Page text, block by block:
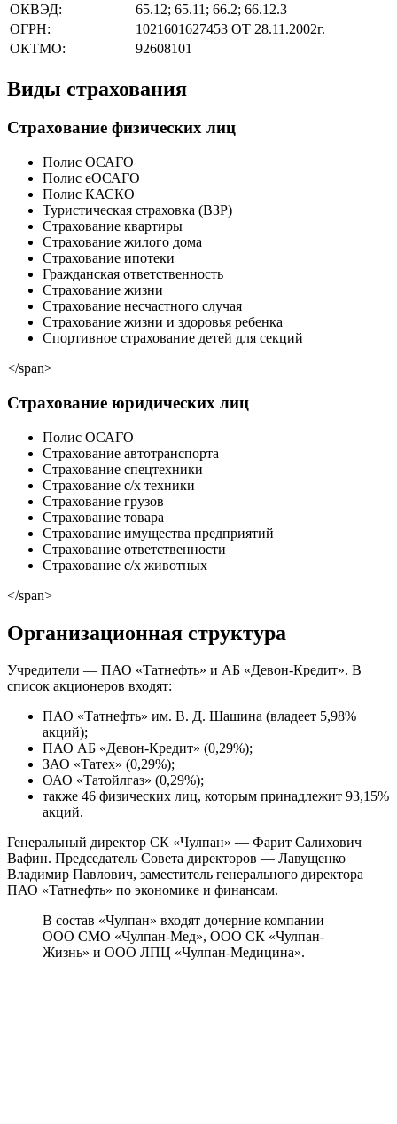
ОКВЭД:
65.12; 65.11; 66.2; 66.12.3
ОГРН:
1021601627453 ОТ 28.11.2002г.
ОКТМО:
92608101
Виды страхования
Страхование физических лиц
Полис ОСАГО
Полис еОСАГО
Полис КАСКО
Туристическая страховка (ВЗР)
Страхование квартиры
Страхование жилого дома
Страхование ипотеки
Гражданская ответственность
Страхование жизни
Страхование несчастного случая
Страхование жизни и здоровья ребенка
Спортивное страхование детей для секций
</span>
Страхование юридических лиц
Полис ОСАГО
Страхование автотранспорта
Страхование спецтехники
Страхование с/х техники
Страхование грузов
Страхование товара
Страхование имущества предприятий
Страхование ответственности
Страхование с/х животных
</span>
Организационная структура
Учредители — ПАО «Татнефть» и АБ «Девон-Кредит». В
список акционеров входят:
ПАО «Татнефть» им. В. Д. Шашина (владеет 5,98%
акций);
ПАО АБ «Девон-Кредит» (0,29%);
ЗАО «Татех» (0,29%);
ОАО «Татойлгаз» (0,29%);
также 46 физических лиц, которым принадлежит 93,15%
акций.
Генеральный директор СК «Чулпан» — Фарит Салихович
Вафин. Председатель Совета директоров — Лавущенко
Владимир Павлович, заместитель генерального директора
ПАО «Татнефть» по экономике и финансам.
В состав «Чулпан» входят дочерние компании
ООО СМО «Чулпан-Мед», ООО СК «Чулпан-
Жизнь» и ООО ЛПЦ «Чулпан-Медицина».